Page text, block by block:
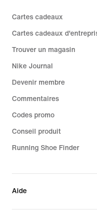
Cartes cadeaux
Cartes cadeaux
Trouver un magasin
Nike Journal
Devenir membre
Commentaires
Codes promo
Conseil produit
Running Shoe Finder
Aide